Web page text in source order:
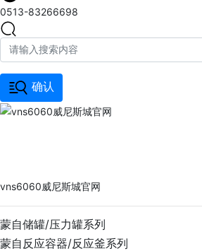
0513-83266698
确认
vns6060威尼斯城官网
蒙自储罐/压力罐系列
蒙自反应容器/反应釜系列